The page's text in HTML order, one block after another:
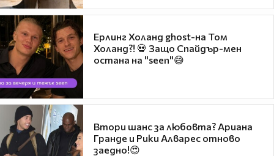
Ерлинг Холанд ghost-на Том
Холанд?! 💀 Защо Спайдър-мен
остана на "seen"😅
Втори шанс за любовта? Ариана
Гранде и Рики Алварес отново
заедно!😍